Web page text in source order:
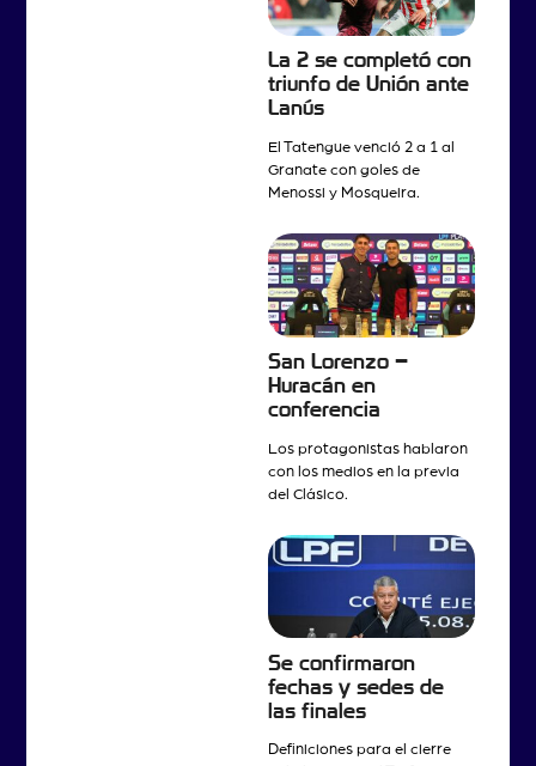
La 2 se completó con
triunfo de Unión ante
Lanús
El Tatengue venció 2 a 1 al
Granate con goles de
Menossi y Mosqueira.
San Lorenzo –
Huracán en
conferencia
Los protagonistas hablaron
con los medios en la previa
del Clásico.
Se confirmaron
fechas y sedes de
las finales
Definiciones para el cierre